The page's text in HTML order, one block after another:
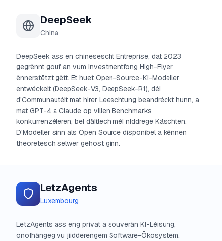
DeepSeek
China
DeepSeek ass en chinesescht Entreprise, dat 2023
gegrënnt gouf an vum Investmentfong High-Flyer
ënnerstëtzt gëtt. Et huet Open-Source-KI-Modeller
entwéckelt (DeepSeek-V3, DeepSeek-R1), déi
d'Communautéit mat hirer Leeschtung beandréckt hunn, a
mat GPT-4 a Claude op villen Benchmarks
konkurrenzéieren, bei däitlech méi niddrege Käschten.
D'Modeller sinn als Open Source disponibel a kënnen
theoretesch selwer gehost ginn.
LetzAgents
Luxembourg
LetzAgents ass eng privat a souverän KI-Léisung,
onofhängeg vu jiidderengem Software-Ökosystem.